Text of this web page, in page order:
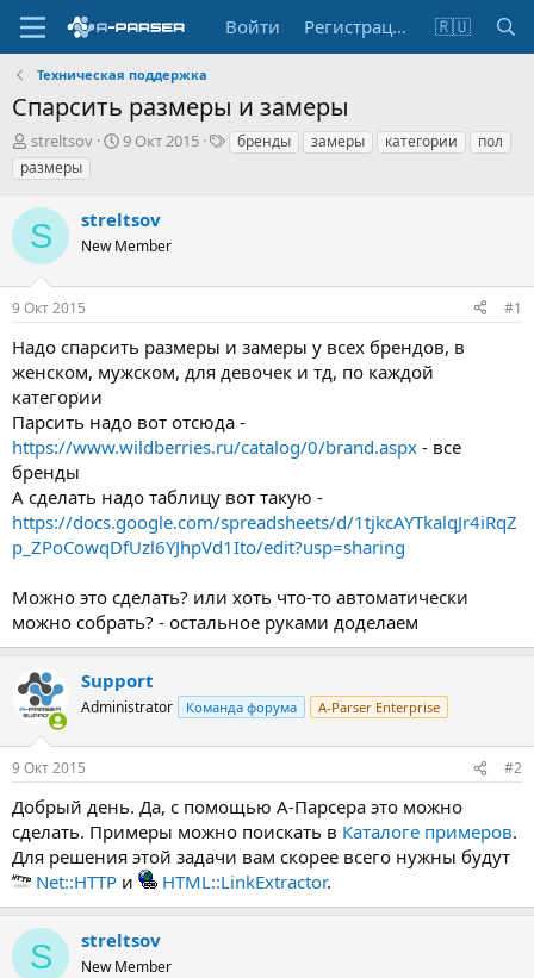
Войти Регистрация 🇷🇺
Техническая поддержка
Спарсить размеры и замеры
А
в
т
о
р
т
е
м
ы
streltsov
Д
н
а
а
9 Окт 2015
Тбренды замеры категории
пол
размеры
S streltsov
New Member
9 Окт 2015 #1
Надо спарсить размеры и замеры у всех брендов, в
женском, мужском, для девочек и тд, по каждой
категории
Парсить надо вот отсюда -
https://www.wildberries.ru/catalog/0/brand.aspx - все
бренды
А сделать надо таблицу вот такую -
https://docs.google.com/spreadsheets/d/1tjkcAYTkalqJr4iRqZ
p_ZPoCowqDfUzl6YJhpVd1Ito/edit?usp=sharing
Можно это сделать? или хоть что-то автоматически
можно собрать? - остальное руками доделаем
Support
Administrator Команда форума A-Parser Enterprise
9 Окт 2015 #2
Добрый день. Да, с помощью А-Парсера это можно
сделать. Примеры можно поискать в Каталоге примеров.
Для решения этой задачи вам скорее всего нужны будут
Net::HTTP и HTML::LinkExtractor.
S streltsov
New Member